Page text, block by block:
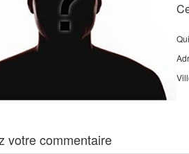
votre commentaire